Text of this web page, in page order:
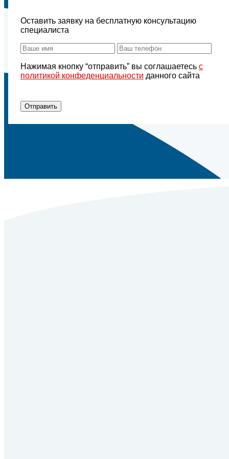
Оставить заявку на бесплатную консультацию
специалиста
Нажимая кнопку “отправить” вы соглашаетесь с
политикой конфеденциальности данного сайта
Отправить